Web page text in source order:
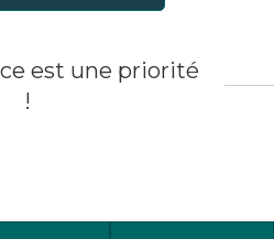
est une priorité
!